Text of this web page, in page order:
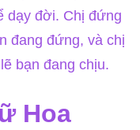
dạy đời. Chị đứng
đang đứng, và chị
bạn đang chịu.
Hoa